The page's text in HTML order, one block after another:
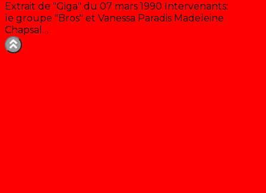
Extrait de "Giga" du 07 mars 1990 Intervenants:
le groupe "Bros" et Vanessa Paradis Madeleine
Chapsal…